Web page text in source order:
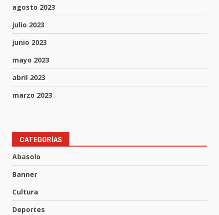
agosto 2023
julio 2023
junio 2023
mayo 2023
abril 2023
marzo 2023
CATEGORÍAS
Abasolo
Banner
Cultura
Deportes
3
Linteck
Aprender jugando también salva